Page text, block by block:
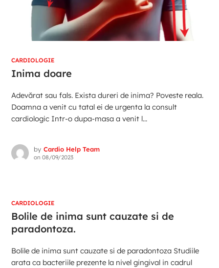
CARDIOLOGIE
Inima doare
Adevărat sau fals. Exista dureri de inima? Poveste reala.
Doamna a venit cu tatal ei de urgenta la consult
cardiologic Intr-o dupa-masa a venit l...
by Cardio Help Team
on 08/09/2023
CARDIOLOGIE
Bolile de inima sunt cauzate si de
paradontoza.
Bolile de inima sunt cauzate si de paradontoza Studiile
arata ca bacteriile prezente la nivel gingival in cadrul